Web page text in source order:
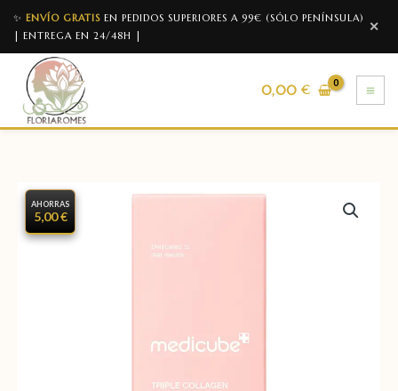
✨ ENVÍO GRATIS EN PEDIDOS SUPERIORES A 99€ (SÓLO PENÍNSULA)
| ENTREGA EN 24/48H |
✕
0,00€
AHORRAS
5,00 €